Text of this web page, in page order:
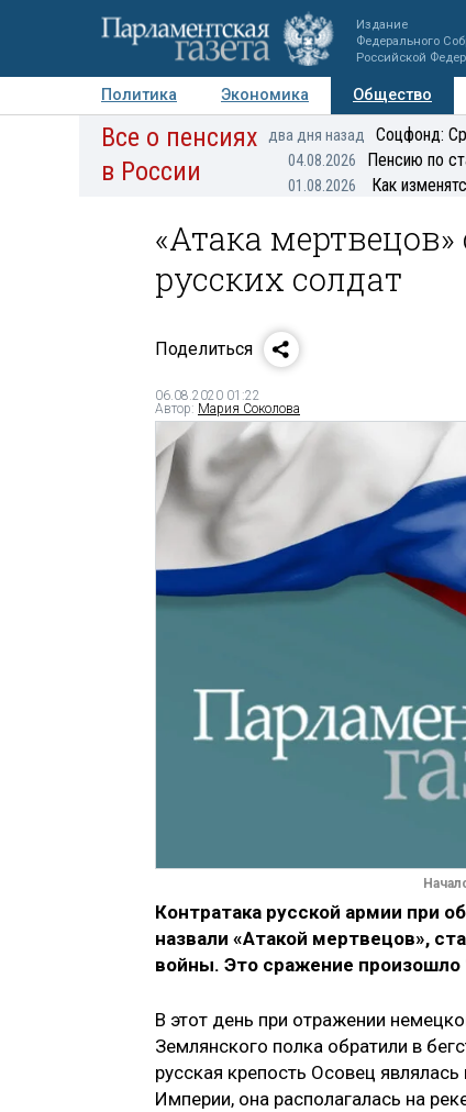
Издание
Федерального
Российской
Политика Экономика Общество
Авторы Персоны Мнения
Все о пенсиях
в России
два дня назад Соцфонд:
04.08.2026 Пенсию по
01.08.2026 Как
«Атака
русских солдат
Поделиться
06.08.2020 01:22
Автор: Мария Соколова
Контратака русской армии при
назвали «Атакой мертвецов»,
войны. Это сражение произошло
В этот день при отражении
Землянского полка обратили в
русская крепость Осовец
Империи, она располагалась на